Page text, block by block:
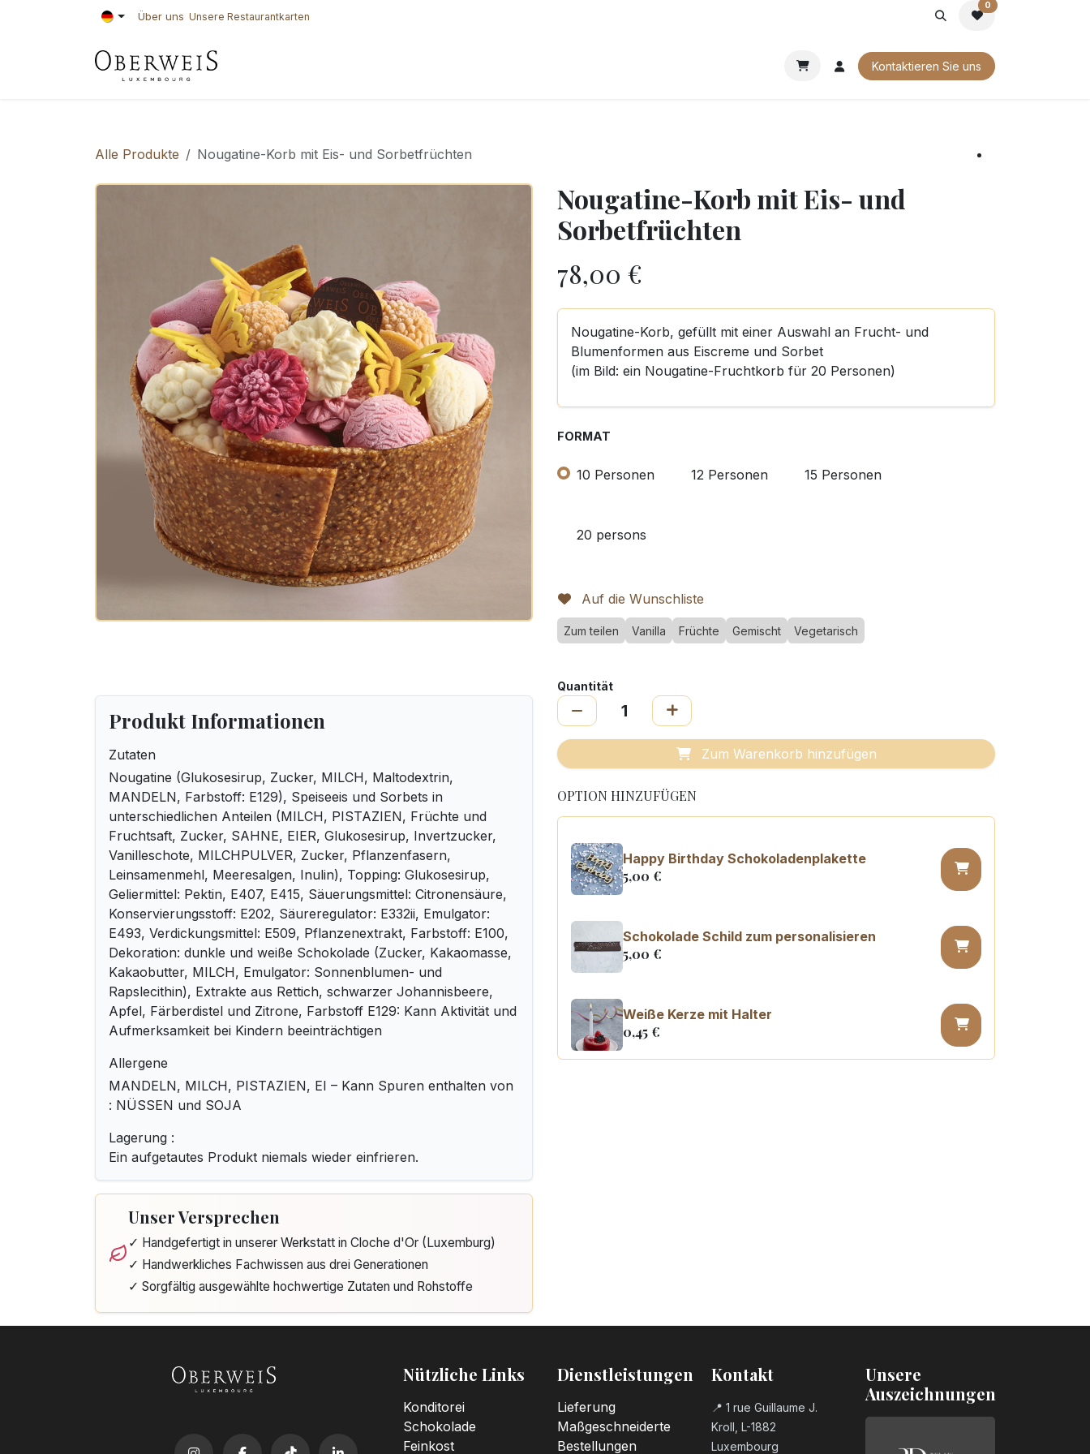
Zum Inhalt springen Über uns Unsere Restaurantkarten
0
FIRMENGESCHENKE UNSERE BROSCHÜREN
Kontaktieren Sie uns
Alle Produkte Nougatine-Korb mit Eis- und Sorbetfrüchten
Nougatine-Korb mit Eis- und
Sorbetfrüchten
78,00 €
Nougatine-Korb, gefüllt mit einer Auswahl an Frucht- und
Blumenformen aus Eiscreme und Sorbet
(im Bild: ein Nougatine-Fruchtkorb für 20 Personen)
FORMAT
10 Personen 12 Personen 15 Personen
20 persons
Auf die Wunschliste
Zum teilen Vanilla Früchte Gemischt Vegetarisch
Produkt Informationen
Zutaten
Nougatine (Glukosesirup, Zucker, MILCH, Maltodextrin,
MANDELN, Farbstoff: E129), Speiseeis und Sorbets in
unterschiedlichen Anteilen (MILCH, PISTAZIEN, Früchte und
Fruchtsaft, Zucker, SAHNE, EIER, Glukosesirup, Invertzucker,
Vanilleschote, MILCHPULVER, Zucker, Pflanzenfasern,
Leinsamenmehl, Meeresalgen, Inulin), Topping: Glukosesirup,
Geliermittel: Pektin, E407, E415, Säuerungsmittel: Citronensäure,
Konservierungsstoff: E202, Säureregulator: E332ii, Emulgator:
E493, Verdickungsmittel: E509, Pflanzenextrakt, Farbstoff: E100,
Dekoration: dunkle und weiße Schokolade (Zucker, Kakaomasse,
Kakaobutter, MILCH, Emulgator: Sonnenblumen- und
Rapslecithin), Extrakte aus Rettich, schwarzer Johannisbeere,
Apfel, Färberdistel und Zitrone, Farbstoff E129: Kann Aktivität und
Aufmerksamkeit bei Kindern beeinträchtigen
Allergene
MANDELN, MILCH, PISTAZIEN, EI – Kann Spuren enthalten von
: NÜSSEN und SOJA
Lagerung :
Ein aufgetautes Produkt niemals wieder einfrieren.
Unser Versprechen
✓ Handgefertigt in unserer Werkstatt in Cloche d'Or (Luxemburg)
✓ Handwerkliches Fachwissen aus drei Generationen
✓ Sorgfältig ausgewählte hochwertige Zutaten und Rohstoffe
Quantität
Zum Warenkorb hinzufügen
OPTION HINZUFÜGEN
Happy Birthday Schokoladenplakette
5,00 €
Schokolade Schild zum personalisieren
5,00 €
Weiße Kerze mit Halter
0,45 €
3,20€
Kerzenzahl n°5
3,20
Nützliche Links
Konditorei
Schokolade
Feinkost
Dienstleistungen
Lieferung
Maßgeschneiderte
Bestellungen
Kontakt
📍 1 rue Guillaume J.
Kroll, L-1882
Luxembourg
Unsere
Auszeichnungen